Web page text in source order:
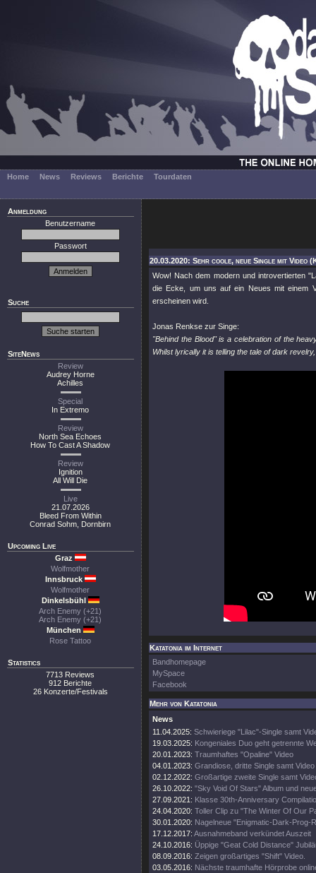
Home News Reviews Berichte Tourdaten
Anmeldung
Benutzername
Passwort
Suche
SiteNews
Review
Audrey Horne
Achilles
Special
In Extremo
Review
North Sea Echoes
How To Cast A Shadow
Review
Ignition
All Will Die
Live
21.07.2026
Bleed From Within
Conrad Sohm, Dornbirn
Upcoming Live
Graz
Wolfmother
Innsbruck
Wolfmother
Dinkelsbühl
Arch Enemy (+21)
Arch Enemy (+21)
München
Rose Tattoo
Statistics
7713 Reviews
912 Berichte
26 Konzerte/Festivals
20.03.2020: Sehr coole, neue Single mit Video
Wow! Nach dem modern und introvertierten
die Ecke, um uns auf ein Neues mit einem
erscheinen wird.
Jonas Renkse zur Singe:
"Behind the Blood"is a celebration of the
Whilst lyrically it is telling the tale of dark
Katatonia im Internet
Bandhomepage
MySpace
Facebook
Mehr von Katatonia
News
11.04.2025: Schwieriege "Lilac"-Single samt
19.03.2025: Kongeniales Duo geht getrennte
20.01.2023: Traumhaftes "Opaline" Video
04.01.2023: Grandiose, dritte Single samt Video
02.12.2022: Großartige zweite Single samt
26.10.2022: "Sky Void Of Stars" Album und
27.09.2021: Klasse 30th-Anniversary
24.04.2020: Toller Clip zu "The Winter Of Our
30.01.2020: Nagelneue "Enigmatic-Dark-Prog-
17.12.2017: Ausnahmeband verkündet Auszeit
24.10.2016: Üppige "Geat Cold Distance"
08.09.2016: Zeigen großartiges "Shift" Video.
03.05.2016: Nächste traumhafte Hörprobe